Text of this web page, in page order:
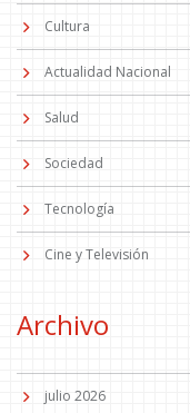
Cultura
Actualidad Nacional
Salud
Sociedad
Tecnología
Cine y Televisión
Archivo
julio 2026